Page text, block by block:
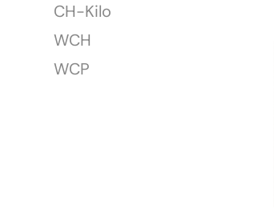
CH-Kilo
WCH
WCP